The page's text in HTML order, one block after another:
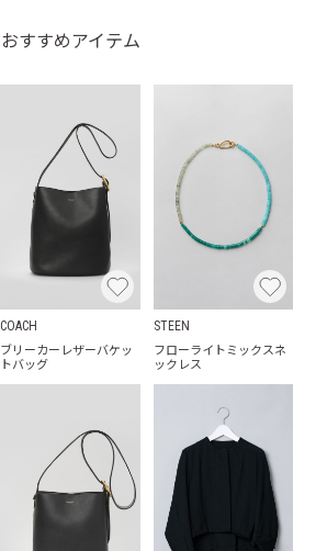
おすすめアイテム
COACH
ブリーカーレザーバケッ
トバッグ
STEEN
フローライトミックスネ
ックレス